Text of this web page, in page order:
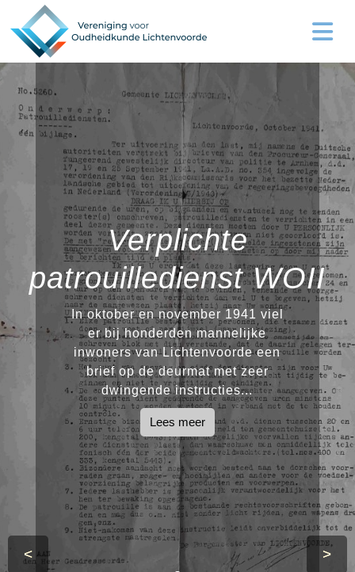
Verplichte
patrouilledienst WOII
In oktober en november 1941 viel
er bij honderden mannelijke
inwoners van Lichtenvoorde een
brief op de deurmat met zeer
dwingende instructies...
Lees meer
< >